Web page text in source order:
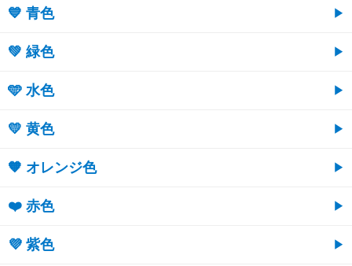
💙 青色
💚 緑色
🩵 水色
💛 黄色
🧡 オレンジ色
❤️ 赤色
💜 紫色